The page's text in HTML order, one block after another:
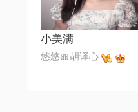
小美满
悠悠🎀胡译心